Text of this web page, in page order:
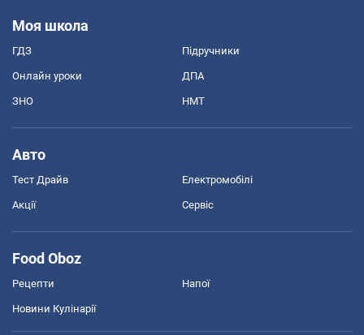
Моя школа
ГДЗ Підручники
Онлайн уроки ДПА
ЗНО НМТ
Авто
Тест Драйв Електромобілі
Акції Сервіс
Food Oboz
Рецепти Напої
Новини Кулінарії